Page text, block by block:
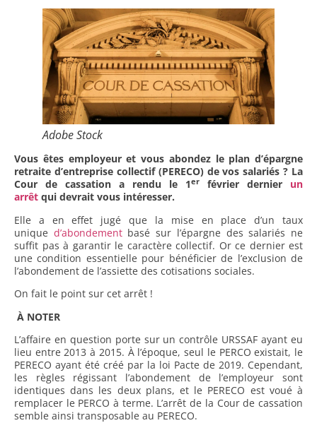
Adobe Stock
Vous êtes employeur et vous abondez le plan d’épargne
retraite d’entreprise collectif (PERECO) de vos salariés ? La
Cour de cassation a rendu le 1er février dernier un
arrêt qui devrait vous intéresser.
Elle a en effet jugé que la mise en place d’un taux
unique d’abondementbasé sur l’épargne des salariés ne
suffit pas à garantir le caractère collectif. Or ce dernier est
une condition essentielle pour bénéficier de l’exclusion de
l’abondement de l’assiette des cotisations sociales.
On fait le point sur cet arrêt !
À NOTER
L’affaire en question porte sur un contrôle URSSAF ayant eu
lieu entre 2013 à 2015. À l’époque, seul le PERCO existait, le
PERECO ayant été créé par la loi Pacte de 2019. Cependant,
les règles régissant l’abondement de l’employeur sont
identiques dans les deux plans, et le PERECO est voué à
remplacer le PERCO à terme. L’arrêt de la Cour de cassation
semble ainsi transposable au PERECO.